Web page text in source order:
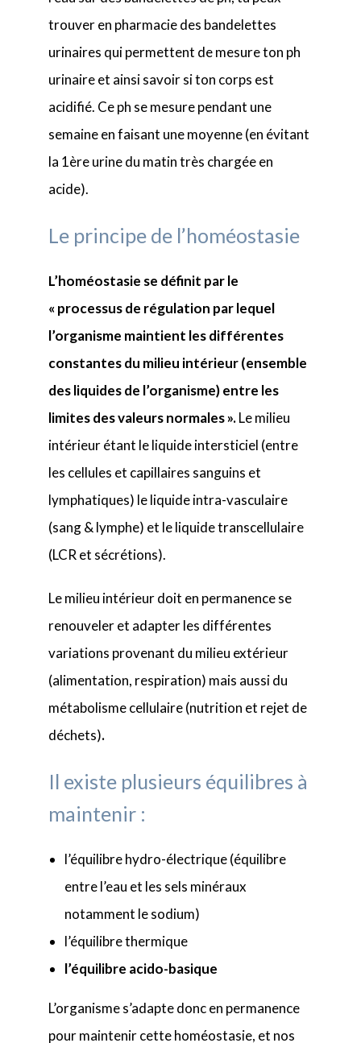
trouver en pharmacie des bandelettes
urinaires qui permettent de mesure ton ph
urinaire et ainsi savoir si ton corps est
acidifié. Ce ph se mesure pendant une
semaine en faisant une moyenne (en évitant
la 1ère urine du matin très chargée en
acide).
Le principe de l’homéostasie
L’homéostasie se définit par le
« processus de régulation par lequel
l’organisme maintient les différentes
constantes du milieu intérieur (ensemble
des liquides de l’organisme) entre les
limites des valeurs normales ».Le milieu
intérieur étant le liquide intersticiel (entre
les cellules et capillaires sanguins et
lymphatiques) le liquide intra-vasculaire
(sang & lymphe) et le liquide transcellulaire
(LCR et sécrétions).
Le milieu intérieur doit en permanence se
renouveler et adapter les différentes
variations provenant du milieu extérieur
(alimentation, respiration) mais aussi du
métabolisme cellulaire (nutrition et rejet de
déchets).
Il existe plusieurs équilibres à
maintenir :
l’équilibre hydro-électrique (équilibre
entre l’eau et les sels minéraux
notamment le sodium)
l’équilibre thermique
l’équilibre acido-basique
L’organisme s’adapte donc en permanence
pour maintenir cette homéostasie, et nos